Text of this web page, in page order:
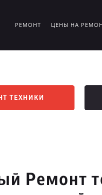
РЕМОНТ ЦЕНЫ НА
ТЕХНИКИ
Ремонт